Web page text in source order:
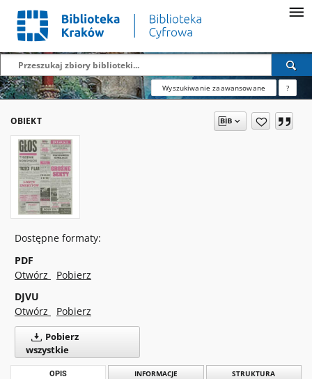
Wyszukiwanie zaawansowane ?
OBIEKT
Dostępne formaty:
PDF
Otwórz
Pobierz
DJVU
Otwórz
Pobierz
Pobierz
wszystkie
OPIS INFORMACJE STRUKTURA